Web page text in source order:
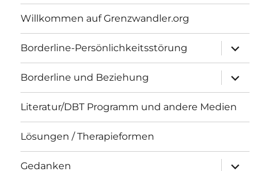
Willkommen auf Grenzwandler.org
Borderline-Persönlichkeitsstörung
öffnen
Borderline und Beziehung
öffnen
Literatur/DBT Programm und andere Medien
Lösungen / Therapieformen
Gedanken